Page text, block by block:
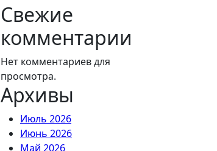
Свежие
комментарии
Нет комментариев для
просмотра.
Архивы
Июль 2026
Июнь 2026
Май 2026